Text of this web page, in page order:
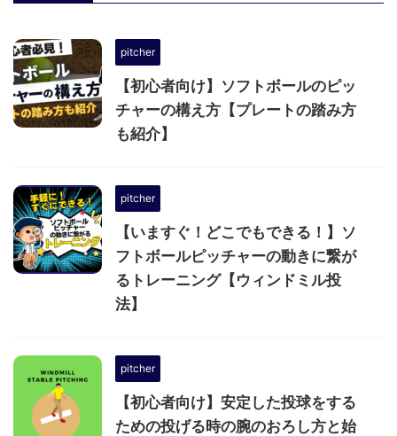
pitcher
【初心者向け】ソフトボールのピッ
チャーの構え方【プレートの踏み方
も紹介】
pitcher
【いますぐ！どこでもできる！】ソ
フトボールピッチャーの動きに繋が
るトレーニング【ウィンドミル投
法】
pitcher
【初心者向け】安定した投球をする
ための投げる時の腕のおろし方と始